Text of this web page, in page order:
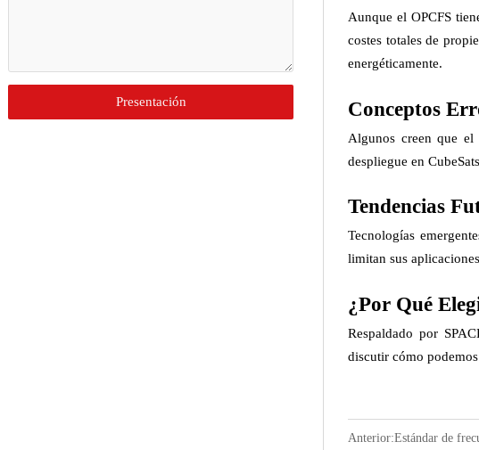
Presentación
Aunque el OPCFS
costes totales de
energéticamente.
Conceptos
Algunos creen que el
despliegue en
Tendencias
Tecnologías
limitan sus
¿Por Qué
Respaldado por
discutir cómo
Anterior:Estándar de